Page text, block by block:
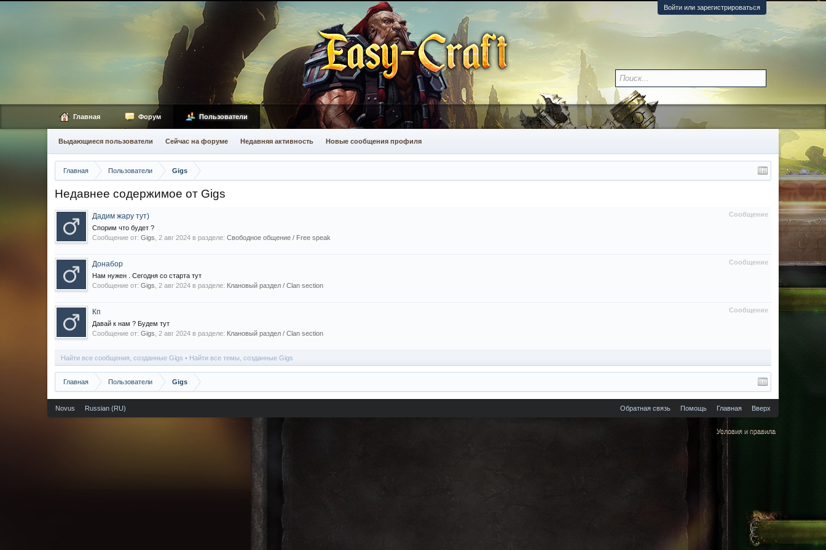
Войти или зарегистрироваться
Главная Пользователи Gigs
Недавнее содержимое от Gigs
Сообщение
Дадим жару тут)
Спорим что будет ?
Сообщение от: Gigs 2 авг 2024 в разделе: Свободное общение / Free speak
Сообщение
Донабор
Нам нужен . Сегодня со старта тут
Сообщение от: Gigs 2 авг 2024 в разделе: Клановый раздел / Сlan section
Сообщение
Кп
Давай к нам ? Будем тут
Сообщение от: Gigs 2 авг 2024 в разделе: Клановый раздел / Сlan section
Найти все сообщения, созданные Gigs Найти все темы, созданные Gigs
Главная Пользователи Gigs
Главная Форум Пользователи
Выдающиеся пользователи Сейчас на форуме Недавняя активность Новые сообщения профиля
Novus Russian (RU) Обратная связь Помощь Главная Вверх
Условия и правила